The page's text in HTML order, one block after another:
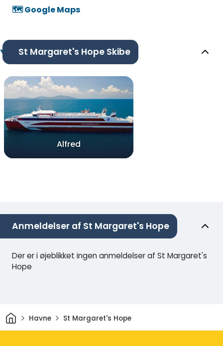
🗺️ Google Maps
St Margaret's Hope Skibe
Alfred
Anmeldelser af St Margaret's Hope
Der er i øjeblikket ingen anmeldelser af St Margaret's
Hope
HjemHavne St Margaret's Hope